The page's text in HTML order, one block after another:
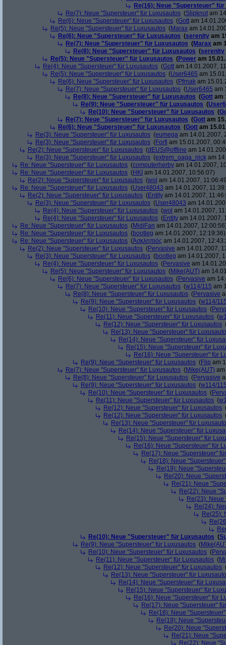
Re(16): Neue "Supersteuer"
Re(7): Neue "Supersteuer" für Luxusautos (Slipknot am
Re(6): Neue "Supersteuer" für Luxusautos (Gott am
Re(5): Neue "Supersteuer" für Luxusautos (Marax am
Re(6): Neue "Supersteuer" für Luxusautos (serenity am
Re(7): Neue "Supersteuer" für Luxusautos (Marax am
Re(8): Neue "Supersteuer" für Luxusautos (serenity
Re(5): Neue "Supersteuer" für Luxusautos (Power am
Re(4): Neue "Supersteuer" für Luxusautos (Gott am 14.01.2007,
Re(5): Neue "Supersteuer" für Luxusautos (User6465 am
Re(6): Neue "Supersteuer" für Luxusautos (Pfrnak am
Re(7): Neue "Supersteuer" für Luxusautos (User6465 am
Re(8): Neue "Supersteuer" für Luxusautos (Gott am
Re(9): Neue "Supersteuer" für Luxusautos (
Re(10): Neue "Supersteuer" für Luxusautos (
Re(7): Neue "Supersteuer" für Luxusautos (Gott am
Re(6): Neue "Supersteuer" für Luxusautos (Gott am
Re(3): Neue "Supersteuer" für Luxusautos (eumega am 14.01.2007,
Re(3): Neue "Supersteuer" für Luxusautos (Forfi am 15.01.2007,
Re(2): Neue "Supersteuer" für Luxusautos (dEUS@offline am
Re(3): Neue "Supersteuer" für Luxusautos (extrem_oaga_nick am
Re: Neue "Supersteuer" für Luxusautos (computerherby am 14.01.2007,
Re: Neue "Supersteuer" für Luxusautos (HKI am 14.01.2007, 10:56:07)
Re(2): Neue "Supersteuer" für Luxusautos (wol am 14.01.2007,
Re: Neue "Supersteuer" für Luxusautos (User48043 am 14.01.2007,
Re(2): Neue "Supersteuer" für Luxusautos (Entity am 14.01.2007,
Re(3): Neue "Supersteuer" für Luxusautos (User48043 am
Re(4): Neue "Supersteuer" für Luxusautos (wol am 14.01.2007,
Re(4): Neue "Supersteuer" für Luxusautos (Entity am 14.01.2007,
Re: Neue "Supersteuer" für Luxusautos (MidiFan am 14.01.2007,
Re: Neue "Supersteuer" für Luxusautos (bootleg am 14.01.2007, 12:19:36)
Re: Neue "Supersteuer" für Luxusautos (Ἀσκληπιός am 14.01.2007,
Re(2): Neue "Supersteuer" für Luxusautos (Pervasive am 14.01.2007,
Re(3): Neue "Supersteuer" für Luxusautos (bootleg am 14.01.2007,
Re(4): Neue "Supersteuer" für Luxusautos (Pervasive am
Re(5): Neue "Supersteuer" für Luxusautos (Mike(AUT) am
Re(6): Neue "Supersteuer" für Luxusautos (Pervasive am
Re(7): Neue "Supersteuer" für Luxusautos (w114/115 am
Re(8): Neue "Supersteuer" für Luxusautos (Pervasive
Re(9): Neue "Supersteuer" für Luxusautos (w114/
Re(10): Neue "Supersteuer" für Luxusautos (
Re(11): Neue "Supersteuer" für Luxusautos (
Re(12): Neue "Supersteuer" für Luxusautos
Re(13): Neue "Supersteuer" für
Re(14): Neue "Supersteuer" für
Re(15): Neue "Supersteuer" für
Re(16): Neue "Supersteuer" für
Re(9): Neue "Supersteuer" für Luxusautos (Flip am
Re(7): Neue "Supersteuer" für Luxusautos (Mike(AUT)
Re(8): Neue "Supersteuer" für Luxusautos (Pervasive
Re(9): Neue "Supersteuer" für Luxusautos (w114/
Re(10): Neue "Supersteuer" für Luxusautos (
Re(11): Neue "Supersteuer" für Luxusautos (
Re(12): Neue "Supersteuer" für Luxusautos
Re(12): Neue "Supersteuer" für Luxusautos
Re(13): Neue "Supersteuer" für
Re(14): Neue "Supersteuer" für
Re(15): Neue "Supersteuer" für
Re(16): Neue "Supersteuer" für
Re(17): Neue "Supersteuer"
Re(18): Neue
Re(19): Neue
Re(20): Neue
Re(21): Neue
Re(22): Neue
Re(23):
Re(24):
Re(25):
Re(10): Neue "Supersteuer" für Luxusautos (
Re(9): Neue "Supersteuer" für Luxusautos (
Re(10): Neue "Supersteuer" für Luxusautos (
Re(11): Neue "Supersteuer" für Luxusautos (
Re(12): Neue "Supersteuer" für Luxusautos
Re(13): Neue "Supersteuer" für
Re(14): Neue "Supersteuer" für
Re(15): Neue "Supersteuer" für
Re(16): Neue "Supersteuer" für
Re(17): Neue "Supersteuer"
Re(18): Neue
Re(19): Neue
Re(20): Neue
Re(21): Neue
Re(22): Neue